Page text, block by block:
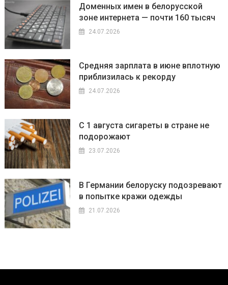
Доменных имен в белорусской
зоне интернета — почти 160 тысяч
24.07.2026
Средняя зарплата в июне вплотную
приблизилась к рекорду
24.07.2026
С 1 августа сигареты в стране не
подорожают
23.07.2026
В Германии белоруску подозревают
в попытке кражи одежды
21.07.2026